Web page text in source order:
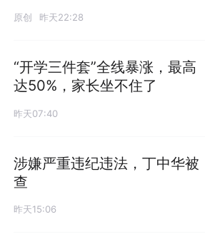
原创 昨天22:28
“开学三件套”全线暴涨，最高
达50%，家长坐不住了
昨天07:40
涉嫌严重违纪违法，丁中华被
查
昨天15:06